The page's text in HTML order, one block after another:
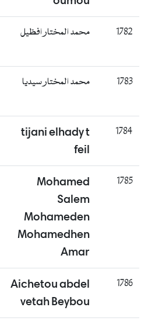
محمد المختار افظيل
2023
محمد المختار سيديا
2023
tijani elhady t
2023
Mohamed
Mohameden
Mohamedhen
2023
Aichetou abdel
vetah Beybou
2023
20:13:14